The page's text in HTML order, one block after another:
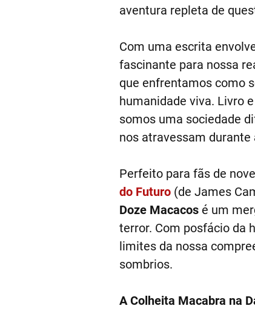
aventura repleta de
Com uma escrita
fascinante para nossa
que enfrentamos como
humanidade viva. Livro
somos uma sociedade
nos atravessam durante
Perfeito para fãs de
do Futuro(de James
Doze Macacosé um
terror. Com posfácio da
limites da nossa
sombrios.
A Colheita Macabra na